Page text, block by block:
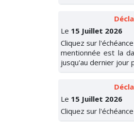
Le 15 Juillet 2026
Cliquez sur
mentionnée est la
jusqu'au dernier jour
Le 15 Juillet 2026
Cliquez sur